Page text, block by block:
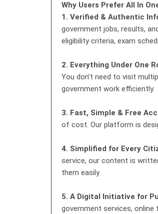
Why Users Prefer All In
1. Verified & Authentic
government jobs, results,
eligibility criteria, exam
2. Everything Under One
You don’t need to visit
government work efficiently.
3. Fast, Simple & Free
of cost. Our platform is
4. Simplified for Every
service, our content is
them easily.
5. A Digital Initiative for
government services,